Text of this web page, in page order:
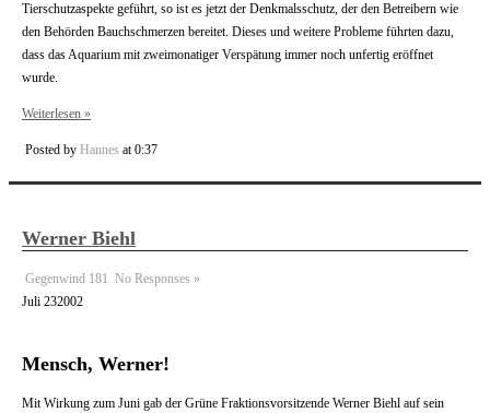
Tierschutzaspekte geführt, so ist es jetzt der Denkmalsschutz, der den Betreibern wie
den Behörden Bauchschmerzen bereitet. Dieses und weitere Probleme führten dazu,
dass das Aquarium mit zweimonatiger Verspätung immer noch unfertig eröffnet
wurde.
Weiterlesen »
Posted by Hannes at 0:37
Werner Biehl
Gegenwind 181 No Responses »
Juli 232002
Mensch, Werner!
Mit Wirkung zum Juni gab der Grüne Fraktionsvorsitzende Werner Biehl auf sein